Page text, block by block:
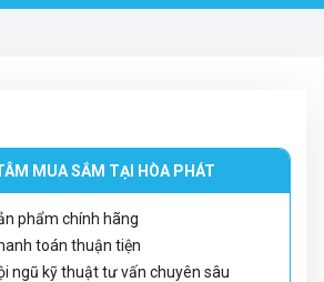
MUA SẮM TẠI HÒA PHÁT
phẩm chính hãng
toán thuận tiện
ngũ kỹ thuật tư vấn chuyên sâu